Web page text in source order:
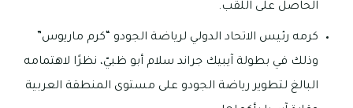
الحاصل على اللقب.
كرمه رئيس الاتحاد الدولي لرياضة الجودو “كرم ماريوس”
وذلك في بطولة آيبيك جراند سلام أبو ظبيّ، نظرًا لاهتمامه
البالغ لتطوير رياضة الجودو على مستوى المنطقة العربية